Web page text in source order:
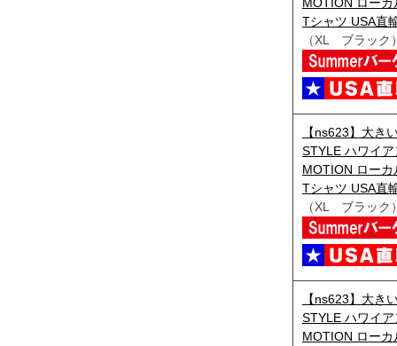
Tシャツ USA直
（XL ブラック
【ns623】大き
STYLE ハワイ
MOTION ロー
Tシャツ USA直
（XL ブラック
【ns623】大き
STYLE ハワイ
MOTION ロー